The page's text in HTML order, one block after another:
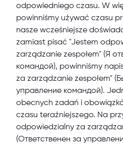
odpowiedniego czasu. W
powinniśmy używać czasu
nasze wcześniejsze
zamiast pisać "Jestem
zarządzanie zespołem" (Я
командой), powinniśmy
za zarządzanie zespołem"
управление командой).
obecnych zadań i
czasu teraźniejszego. Na
odpowiedzialny za
(Ответственен за